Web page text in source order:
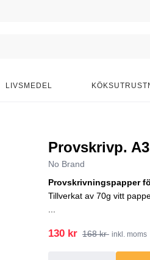
LIVSMEDEL
Provskrivp.
No Brand
Provskrivningspapper
Tillverkat av 70g vitt
130 kr 168 kr inkl. moms